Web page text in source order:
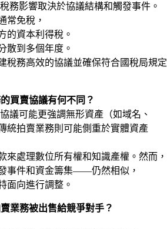
務影響取決於協議結構和觸發事件。
常免稅，
的資本利得稅。
散到多個年度。
稅務高效的協議並確保符合國稅局規定
買賣協議有何不同？
議可能更強調無形資產（如域名、
統拍賣業務則可能側重於實體資產
來處理數位所有權和知識產權。然而，
事件和資金籌集——仍然相似，
面向進行調整。
業務被出售給競爭對手？